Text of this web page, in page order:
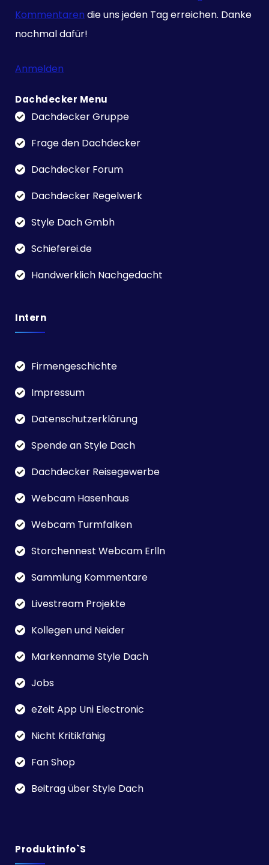
Kommentaren die uns jeden Tag erreichen. Danke
nochmal dafür!
Anmelden
Dachdecker Menu
Dachdecker Gruppe
Frage den Dachdecker
Dachdecker Forum
Dachdecker Regelwerk
Style Dach Gmbh
Schieferei.de
Handwerklich Nachgedacht
Intern
Firmengeschichte
Impressum
Datenschutzerklärung
Spende an Style Dach
Dachdecker Reisegewerbe
Webcam Hasenhaus
Webcam Turmfalken
Storchennest Webcam Erlln
Sammlung Kommentare
Livestream Projekte
Kollegen und Neider
Markenname Style Dach
Jobs
eZeit App Uni Electronic
Nicht Kritikfähig
Fan Shop
Beitrag über Style Dach
Produktinfo`s